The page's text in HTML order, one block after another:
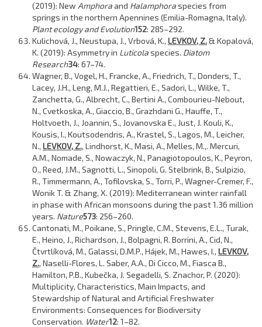
(2019): New Amphoraand Halamphoraspecies from
springs in the northern Apennines (Emilia-Romagna, Italy).
Plant ecology and Evolution152: 285–292.
Kulichová, J., Neustupa, J., Vrbová, K., LEVKOV, Z.& Kopalová,
K. (2019): Asymmetry in Luticolaspecies. Diatom
Research34: 67–74.
Wagner, B., Vogel, H., Francke, A., Friedrich, T., Donders, T.,
Lacey, J.H., Leng, M.J., Regattieri, E., Sadori, L., Wilke, T.,
Zanchetta, G., Albrecht, C., Bertini A., Combourieu-Nebout,
N., Cvetkoska, A., Giaccio, B., Grazhdani G., Hauffe, T.,
Holtvoeth, J., Joannin, S., Jovanovska E., Just, J. Kouli, K.,
Kousis, I., Koutsodendris, A., Krastel, S., Lagos, M., Leicher,
N., LEVKOV, Z., Lindhorst, K., Masi, A., Melles, M.,. Mercuri,
A.M., Nomade, S., Nowaczyk, N., Panagiotopoulos, K., Peyron,
O., Reed, J.M., Sagnotti, L., Sinopoli, G. Stelbrink, B., Sulpizio,
R., Timmermann, A., Tofilovska, S., Torri, P., Wagner-Cremer, F.,
Wonik T. & Zhang, X. (2019): Mediterranean winter rainfall
in phase with African monsoons during the past 1.36 million
years. Nature573: 256–260.
Cantonati, M., Poikane, S., Pringle, C.M., Stevens, E.L., Turak,
E., Heino, J., Richardson, J., Bolpagni, R. Borrini, A., Cid, N.,
Čtvrtlíková, M., Galassi, D.M.P., Hájek, M., Hawes, I., LEVKOV,
Z., Naselli-Flores, L. Saber, A.A., Di Cicco, M., Fiasca B.,
Hamilton, P.B., Kubečka, J. Segadelli, S. Znachor, P. (2020):
Multiplicity, Characteristics, Main Impacts, and
Stewardship of Natural and Artificial Freshwater
Environments: Consequences for Biodiversity
Conservation. Water12: 1–82.